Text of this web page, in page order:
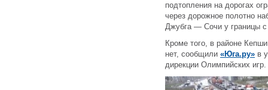
подтопления на дорогах
через дорожное полотно
Джубга — Сочи у границы с
Кроме того, в районе
нет, сообщили «Юга.ру» в
дирекции Олимпийских игр.